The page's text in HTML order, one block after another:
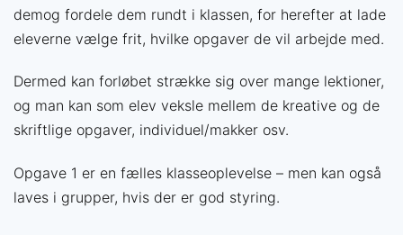
demog fordele dem rundt i klassen, for herefter at lade
eleverne vælge frit, hvilke opgaver de vil arbejde med.
Dermed kan forløbet strække sig over mange lektioner,
og man kan som elev veksle mellem de kreative og de
skriftlige opgaver, individuel/makker osv.
Opgave 1 er en fælles klasseoplevelse – men kan også
laves i grupper, hvis der er god styring.
Få mere ud af din
undervisning